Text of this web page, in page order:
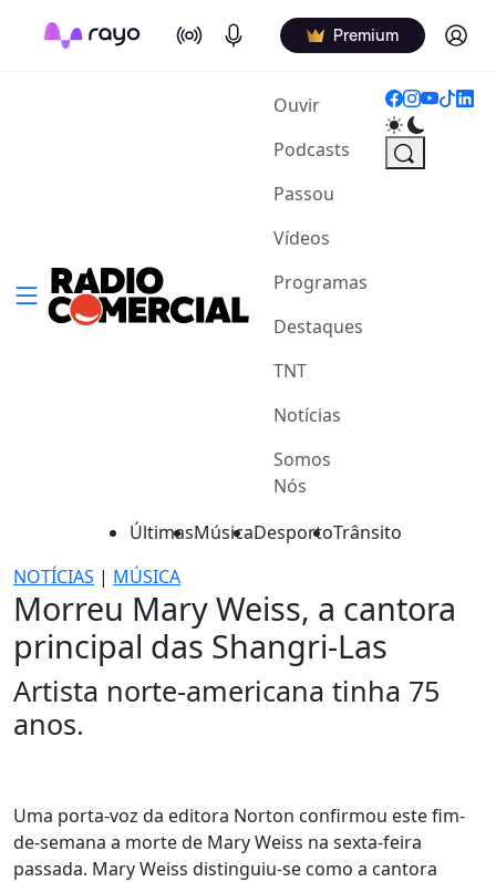
On Air Podcasts Premium Log in
Ouvir(current)
Podcasts
Passou
Vídeos
Programas
Destaques
TNT
Notícias
Somos
Nós
ÚltimasMúsicaDesportoTrânsito
NOTÍCIAS | MÚSICA
Morreu Mary Weiss, a cantora
principal das Shangri-Las
Artista norte-americana tinha 75
anos.
Uma porta-voz da editora Norton confirmou este fim-
de-semana a morte de Mary Weiss na sexta-feira
passada. Mary Weiss distinguiu-se como a cantora